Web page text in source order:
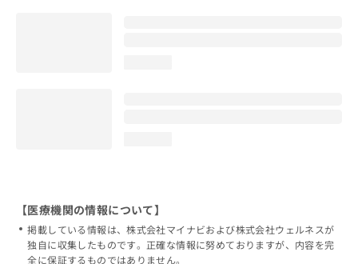
【医療機関の情報について】
掲載している情報は、株式会社マイナビおよび株式会社ウェルネスが
独自に収集したものです。正確な情報に努めておりますが、内容を完
全に保証するものではありません。